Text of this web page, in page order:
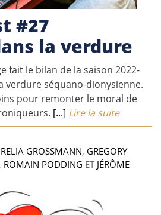
#27
la verdure
fait le bilan de la saison 2022-
verdure séquano-dionysienne.
pour remonter le moral de
[...] Lire la suite
GROSSMANN, GREGORY
, ROMAIN PODDING ET JÉRÔME